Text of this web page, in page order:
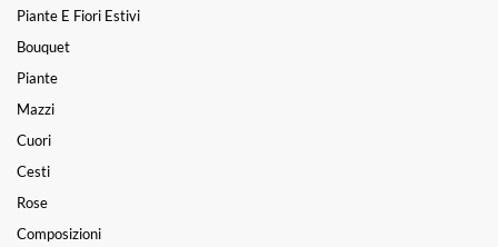
Piante E Fiori Estivi
Bouquet
Piante
Mazzi
Cuori
Cesti
Rose
Composizioni